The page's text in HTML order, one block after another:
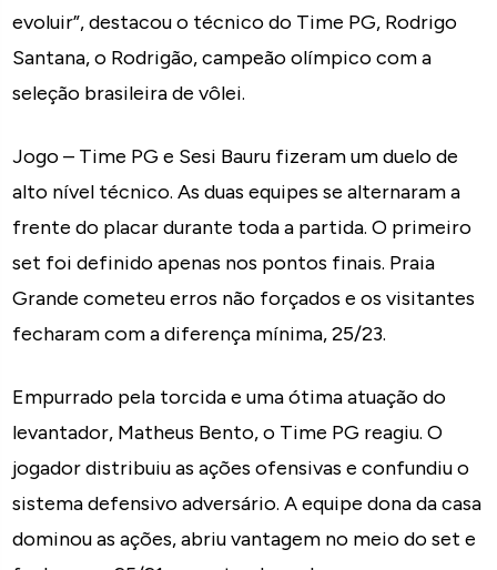
evoluir”, destacou o técnico do Time PG, Rodrigo
Santana, o Rodrigão, campeão olímpico com a
seleção brasileira de vôlei.
Jogo – Time PG e Sesi Bauru fizeram um duelo de
alto nível técnico. As duas equipes se alternaram a
frente do placar durante toda a partida. O primeiro
set foi definido apenas nos pontos finais. Praia
Grande cometeu erros não forçados e os visitantes
fecharam com a diferença mínima, 25/23.
Empurrado pela torcida e uma ótima atuação do
levantador, Matheus Bento, o Time PG reagiu. O
jogador distribuiu as ações ofensivas e confundiu o
sistema defensivo adversário. A equipe dona da casa
dominou as ações, abriu vantagem no meio do set e